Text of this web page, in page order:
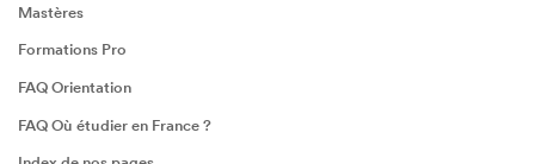
Mastères
Formations Pro
FAQ Orientation
FAQ Où étudier en France ?